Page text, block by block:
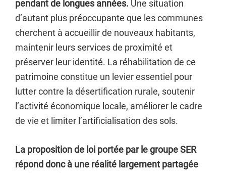
pendant de longues années. Une situation
d’autant plus préoccupante que les communes
cherchent à accueillir de nouveaux habitants,
maintenir leurs services de proximité et
préserver leur identité. La réhabilitation de ce
patrimoine constitue un levier essentiel pour
lutter contre la désertification rurale, soutenir
l’activité économique locale, améliorer le cadre
de vie et limiter l’artificialisation des sols.
La proposition de loi portée par le groupe SER
répond donc à une réalité largement partagée